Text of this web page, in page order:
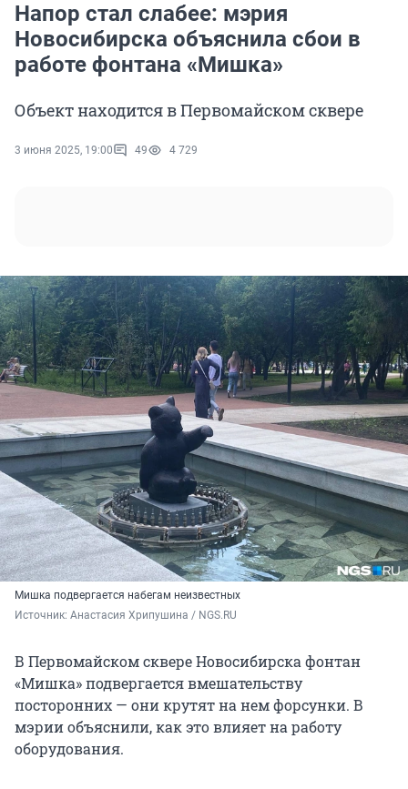
Напор стал слабее: мэрия
Новосибирска объяснила сбои в
работе фонтана «Мишка»
Объект находится в Первомайском сквере
3 июня 2025, 19:00 49 4 729
Мишка подвергается набегам неизвестных
Источник: Анастасия Хрипушина / NGS.RU
В Первомайском сквере Новосибирска фонтан
«Мишка» подвергается вмешательству
посторонних — они крутят на нем форсунки. В
мэрии объяснили, как это влияет на работу
оборудования.